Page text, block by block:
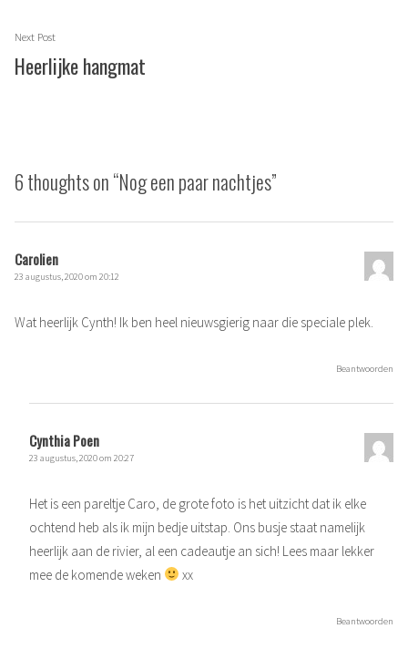
Next PostNext
post:
Heerlijke hangmat
6 thoughts on “Nog een paar nachtjes”
Carolien
23 augustus, 2020 om 20:12
Wat heerlijk Cynth! Ik ben heel nieuwsgierig naar die speciale plek.
Beantwoorden
Cynthia Poen
23 augustus, 2020 om 20:27
Het is een pareltje Caro, de grote foto is het uitzicht dat ik elke
ochtend heb als ik mijn bedje uitstap. Ons busje staat namelijk
heerlijk aan de rivier, al een cadeautje an sich! Lees maar lekker
mee de komende weken
xx
Beantwoorden